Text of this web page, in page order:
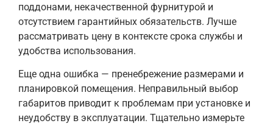
поддонами, некачественной фурнитурой и
отсутствием гарантийных обязательств. Лучше
рассматривать цену в контексте срока службы и
удобства использования.
Еще одна ошибка — пренебрежение размерами и
планировкой помещения. Неправильный выбор
габаритов приводит к проблемам при установке и
неудобству в эксплуатации. Тщательно измерьте